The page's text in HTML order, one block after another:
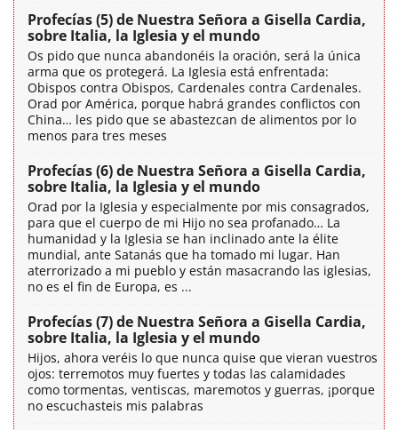
Profecías (5) de Nuestra Señora a Gisella Cardia,
sobre Italia, la Iglesia y el mundo
Os pido que nunca abandonéis la oración, será la única
arma que os protegerá. La Iglesia está enfrentada:
Obispos contra Obispos, Cardenales contra Cardenales.
Orad por América, porque habrá grandes conflictos con
China… les pido que se abastezcan de alimentos por lo
menos para tres meses
Profecías (6) de Nuestra Señora a Gisella Cardia,
sobre Italia, la Iglesia y el mundo
Orad por la Iglesia y especialmente por mis consagrados,
para que el cuerpo de mi Hijo no sea profanado… La
humanidad y la Iglesia se han inclinado ante la élite
mundial, ante Satanás que ha tomado mi lugar. Han
aterrorizado a mi pueblo y están masacrando las iglesias,
no es el fin de Europa, es ...
Profecías (7) de Nuestra Señora a Gisella Cardia,
sobre Italia, la Iglesia y el mundo
Hijos, ahora veréis lo que nunca quise que vieran vuestros
ojos: terremotos muy fuertes y todas las calamidades
como tormentas, ventiscas, maremotos y guerras, ¡porque
no escuchasteis mis palabras